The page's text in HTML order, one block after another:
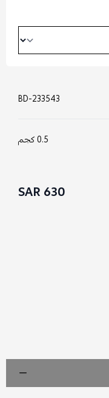
BD-233543
0.5 كجم
630 SAR